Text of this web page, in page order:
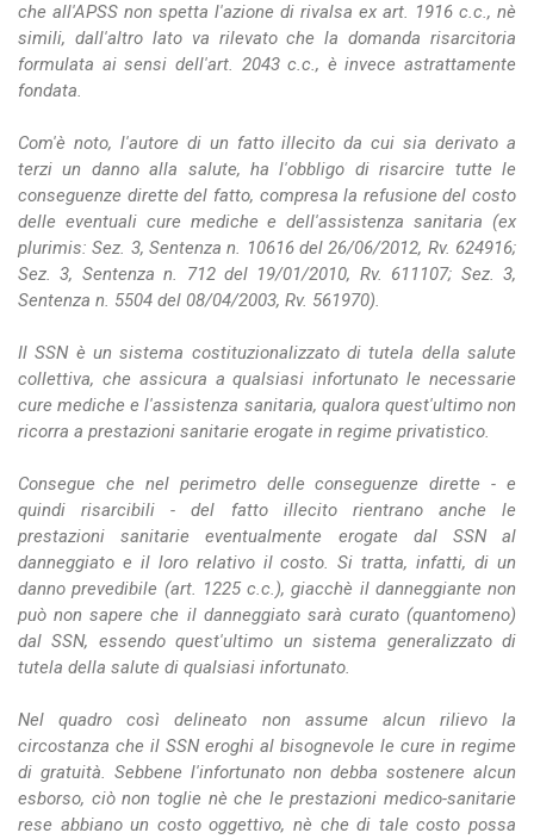
che all'APSS non spetta l'azione di rivalsa ex art. 1916 c.c., nè
simili, dall'altro lato va rilevato che la domanda risarcitoria
formulata ai sensi dell'art. 2043 c.c., è invece astrattamente
fondata.
Com'è noto, l'autore di un fatto illecito da cui sia derivato a
terzi un danno alla salute, ha l'obbligo di risarcire tutte le
conseguenze dirette del fatto, compresa la refusione del costo
delle eventuali cure mediche e dell'assistenza sanitaria (ex
plurimis: Sez. 3, Sentenza n. 10616 del 26/06/2012, Rv. 624916;
Sez. 3, Sentenza n. 712 del 19/01/2010, Rv. 611107; Sez. 3,
Sentenza n. 5504 del 08/04/2003, Rv. 561970).
Il SSN è un sistema costituzionalizzato di tutela della salute
collettiva, che assicura a qualsiasi infortunato le necessarie
cure mediche e l'assistenza sanitaria, qualora quest'ultimo non
ricorra a prestazioni sanitarie erogate in regime privatistico.
Consegue che nel perimetro delle conseguenze dirette - e
quindi risarcibili - del fatto illecito rientrano anche le
prestazioni sanitarie eventualmente erogate dal SSN al
danneggiato e il loro relativo il costo. Si tratta, infatti, di un
danno prevedibile (art. 1225 c.c.), giacchè il danneggiante non
può non sapere che il danneggiato sarà curato (quantomeno)
dal SSN, essendo quest'ultimo un sistema generalizzato di
tutela della salute di qualsiasi infortunato.
Nel quadro così delineato non assume alcun rilievo la
circostanza che il SSN eroghi al bisognevole le cure in regime
di gratuità. Sebbene l'infortunato non debba sostenere alcun
esborso, ciò non toglie nè che le prestazioni medico-sanitarie
rese abbiano un costo oggettivo, nè che di tale costo possa